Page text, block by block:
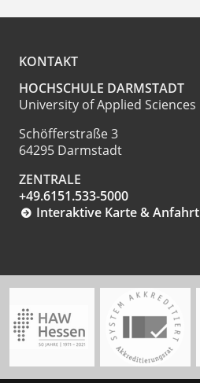
KONTAKT
HOCHSCHULE DARMSTADT
University of Applied Sciences
Schöfferstraße 3
64295 Darmstadt
ZENTRALE
+49.6151.533-5000
Interaktive Karte & Anfahrt